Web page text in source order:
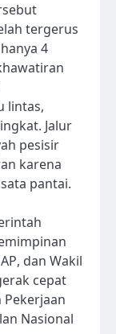
tergerus
4
lintas,
Jalur
pesisir
karena
pantai.
dan Wakil
cepat
Nasional